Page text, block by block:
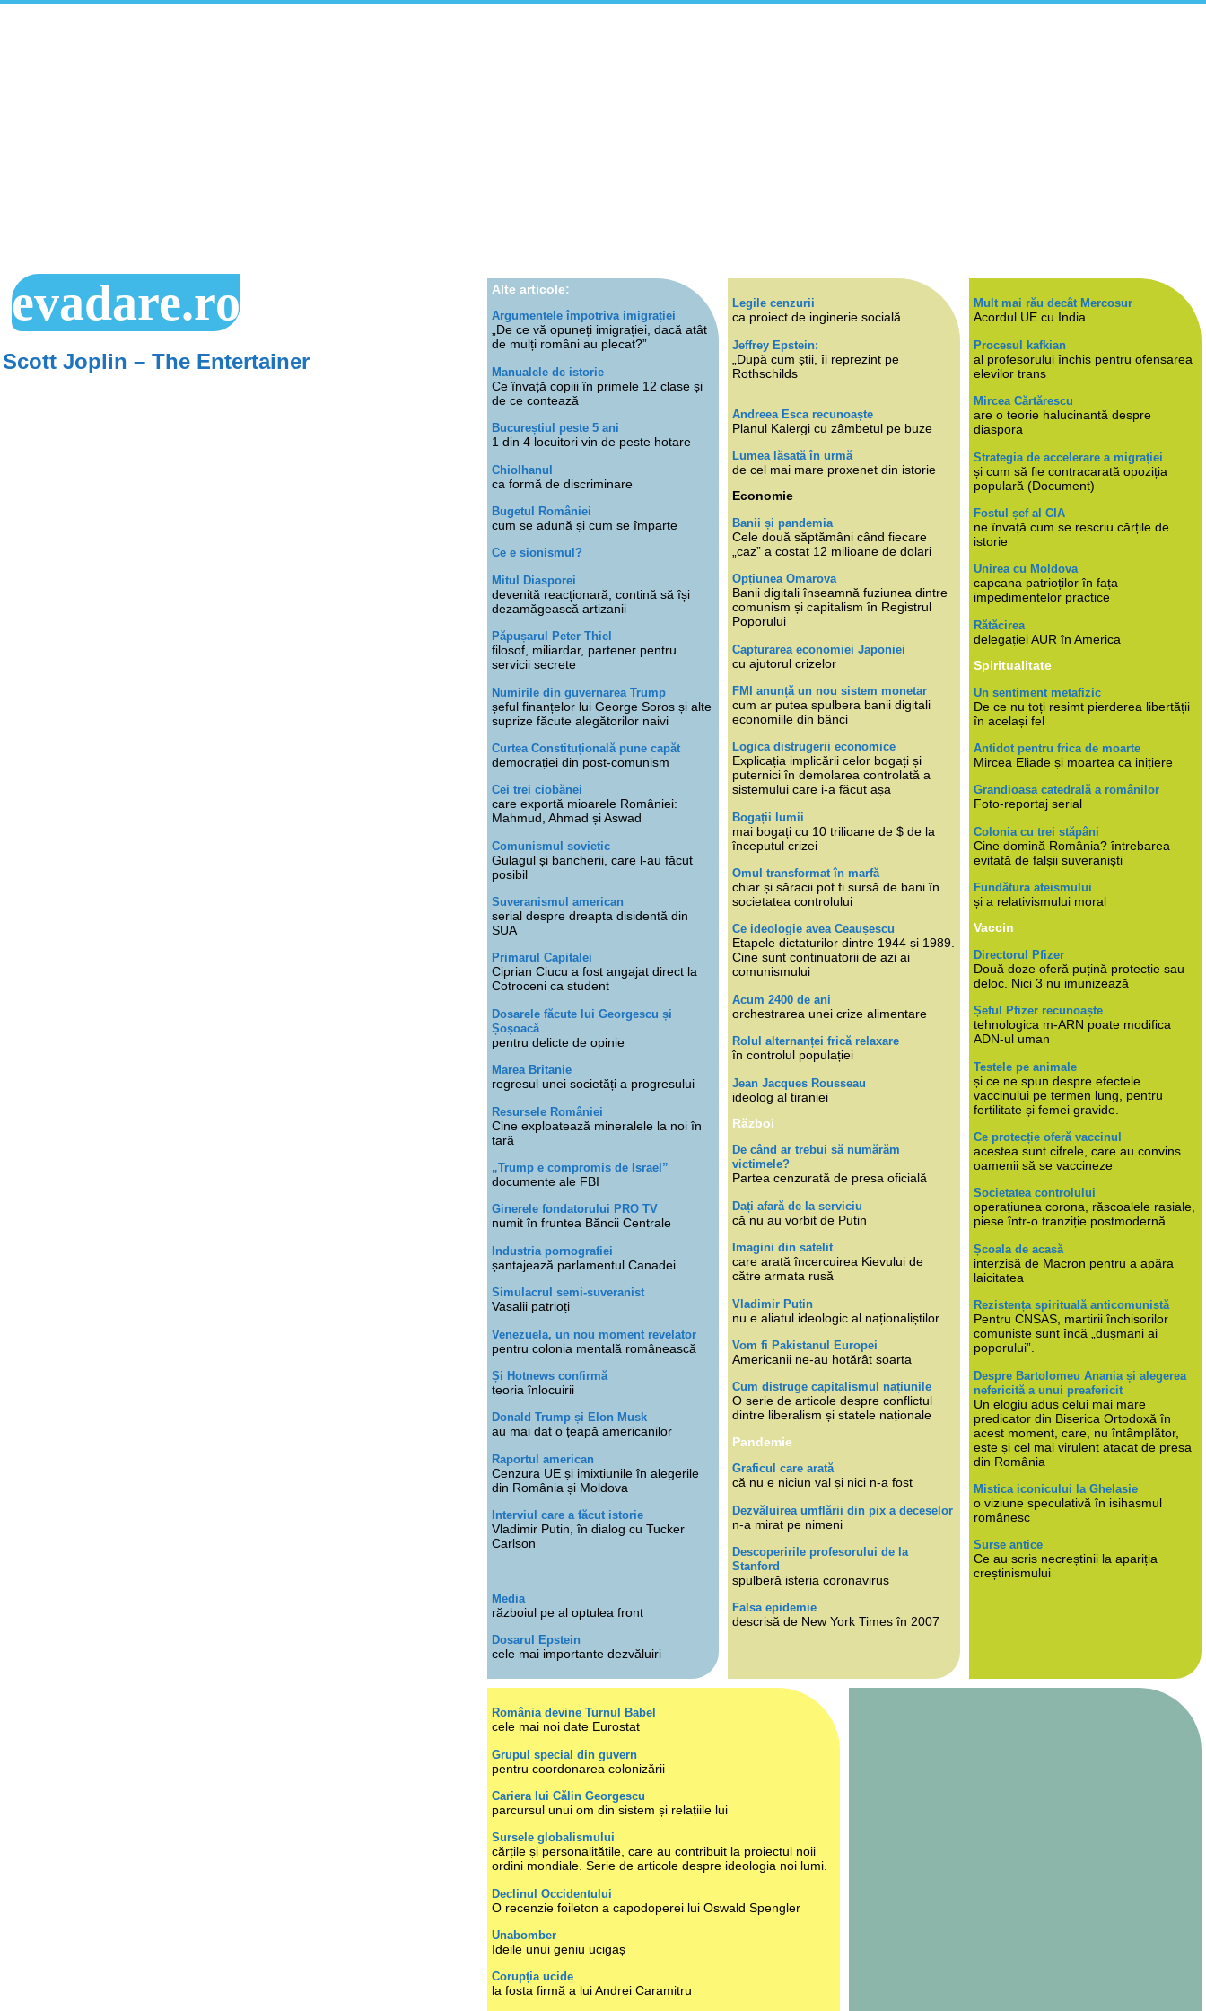
evadare.ro
Scott Joplin – The Entertainer
Alte articole:
Argumentele împotriva imigrației
„De ce vă opuneți imigrației, dacă atât
de mulți români au plecat?”
Manualele de istorie
Ce învață copiii în primele 12 clase și
de ce contează
Bucureștiul peste 5 ani
1 din 4 locuitori vin de peste hotare
Chiolhanul
ca formă de discriminare
Bugetul României
cum se adună și cum se împarte
Ce e sionismul?
Mitul Diasporei
devenită reacționară, contină să își
dezamăgească artizanii
Păpușarul Peter Thiel
filosof, miliardar, partener pentru
servicii secrete
Numirile din guvernarea Trump
șeful finanțelor lui George Soros și alte
suprize făcute alegătorilor naivi
Curtea Constituțională pune capăt
democrației din post-comunism
Cei trei ciobănei
care exportă mioarele României:
Mahmud, Ahmad și Aswad
Comunismul sovietic
Gulagul și bancherii, care l-au făcut
posibil
Suveranismul american
serial despre dreapta disidentă din
SUA
Primarul Capitalei
Ciprian Ciucu a fost angajat direct la
Cotroceni ca student
Dosarele făcute lui Georgescu și
Șoșoacă
pentru delicte de opinie
Marea Britanie
regresul unei societăți a progresului
Resursele României
Cine exploatează mineralele la noi în
țară
„Trump e compromis de Israel”
documente ale FBI
Ginerele fondatorului PRO TV
numit în fruntea Băncii Centrale
Industria pornografiei
șantajează parlamentul Canadei
Simulacrul semi-suveranist
Vasalii patrioți
Venezuela, un nou moment revelator
pentru colonia mentală românească
Și Hotnews confirmă
teoria înlocuirii
Donald Trump și Elon Musk
au mai dat o țeapă americanilor
Raportul american
Cenzura UE și imixtiunile în alegerile
din România și Moldova
Interviul care a făcut istorie
Vladimir Putin, în dialog cu Tucker
Carlson
Media
războiul pe al optulea front
Dosarul Epstein
cele mai importante dezvăluiri
Legile cenzurii
ca proiect de inginerie socială
Jeffrey Epstein:
„După cum știi, îi reprezint pe
Rothschilds
Andreea Esca recunoaște
Planul Kalergi cu zâmbetul pe buze
Lumea lăsată în urmă
de cel mai mare proxenet din istorie
Economie
Banii și pandemia
Cele două săptămâni când fiecare
„caz” a costat 12 milioane de dolari
Opțiunea Omarova
Banii digitali înseamnă fuziunea dintre
comunism și capitalism în Registrul
Poporului
Capturarea economiei Japoniei
cu ajutorul crizelor
FMI anunță un nou sistem monetar
cum ar putea spulbera banii digitali
economiile din bănci
Logica distrugerii economice
Explicația implicării celor bogați și
puternici în demolarea controlată a
sistemului care i-a făcut așa
Bogații lumii
mai bogați cu 10 trilioane de $ de la
începutul crizei
Omul transformat în marfă
chiar și săracii pot fi sursă de bani în
societatea controlului
Ce ideologie avea Ceaușescu
Etapele dictaturilor dintre 1944 și 1989.
Cine sunt continuatorii de azi ai
comunismului
Acum 2400 de ani
orchestrarea unei crize alimentare
Rolul alternanței frică relaxare
în controlul populației
Jean Jacques Rousseau
ideolog al tiraniei
Război
De când ar trebui să numărăm
victimele?
Partea cenzurată de presa oficială
Dați afară de la serviciu
că nu au vorbit de Putin
Imagini din satelit
care arată încercuirea Kievului de
către armata rusă
Vladimir Putin
nu e aliatul ideologic al naționaliștilor
Vom fi Pakistanul Europei
Americanii ne-au hotărât soarta
Cum distruge capitalismul națiunile
O serie de articole despre conflictul
dintre liberalism și statele naționale
Pandemie
Graficul care arată
că nu e niciun val și nici n-a fost
Dezvăluirea umflării din pix a deceselor
n-a mirat pe nimeni
Descoperirile profesorului de la
Stanford
spulberă isteria coronavirus
Falsa epidemie
descrisă de New York Times în 2007
Mult mai rău decât Mercosur
Acordul UE cu India
Procesul kafkian
al profesorului închis pentru ofensarea
elevilor trans
Mircea Cărtărescu
are o teorie halucinantă despre
diaspora
Strategia de accelerare a migrației
și cum să fie contracarată opoziția
populară (Document)
Fostul șef al CIA
ne învață cum se rescriu cărțile de
istorie
Unirea cu Moldova
capcana patrioților în fața
impedimentelor practice
Rătăcirea
delegației AUR în America
Spiritualitate
Un sentiment metafizic
De ce nu toți resimt pierderea libertății
în același fel
Antidot pentru frica de moarte
Mircea Eliade și moartea ca inițiere
Grandioasa catedrală a românilor
Foto-reportaj serial
Colonia cu trei stăpâni
Cine domină România? întrebarea
evitată de falșii suveraniști
Fundătura ateismului
și a relativismului moral
Vaccin
Directorul Pfizer
Două doze oferă puțină protecție sau
deloc. Nici 3 nu imunizează
Șeful Pfizer recunoaște
tehnologica m-ARN poate modifica
ADN-ul uman
Testele pe animale
și ce ne spun despre efectele
vaccinului pe termen lung, pentru
fertilitate și femei gravide.
Ce protecție oferă vaccinul
acestea sunt cifrele, care au convins
oamenii să se vaccineze
Societatea controlului
operațiunea corona, răscoalele rasiale,
piese într-o tranziție postmodernă
Școala de acasă
interzisă de Macron pentru a apăra
laicitatea
Rezistența spirituală anticomunistă
Pentru CNSAS, martirii închisorilor
comuniste sunt încă „dușmani ai
poporului”.
Despre Bartolomeu Anania și alegerea
nefericită a unui preafericit
Un elogiu adus celui mai mare
predicator din Biserica Ortodoxă în
acest moment, care, nu întâmplător,
este și cel mai virulent atacat de presa
din România
Mistica iconicului la Ghelasie
o viziune speculativă în isihasmul
românesc
Surse antice
Ce au scris necreștinii la apariția
creștinismului
România devine Turnul Babel
cele mai noi date Eurostat
Grupul special din guvern
pentru coordonarea colonizării
Cariera lui Călin Georgescu
parcursul unui om din sistem și relațiile lui
Sursele globalismului
cărțile și personalitățile, care au contribuit la proiectul noii
ordini mondiale. Serie de articole despre ideologia noi lumi.
Declinul Occidentului
O recenzie foileton a capodoperei lui Oswald Spengler
Unabomber
Ideile unui geniu ucigaș
Corupția ucide
la fosta firmă a lui Andrei Caramitru